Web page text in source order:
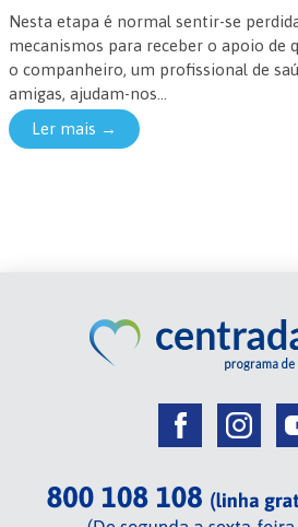
Nesta etapa é normal sentir-se
mecanismos para receber o apoio de
o companheiro, um profissional de
amigas, ajudam-nos...
Ler mais →